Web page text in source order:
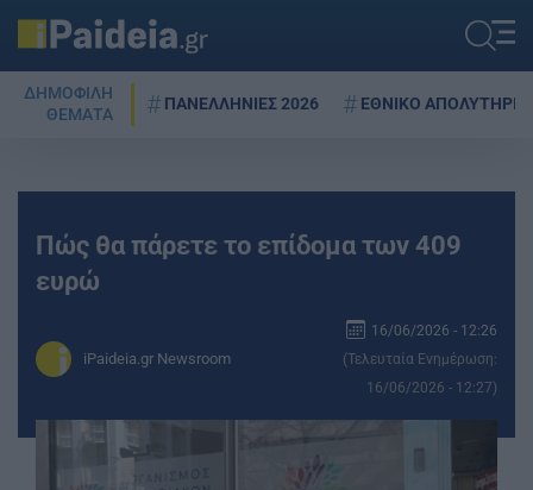
ΔΗΜΟΦΙΛΗ
ΘΕΜΑΤΑ
ΠΑΝΕΛΛΗΝΙΕΣ 2026 ΕΘΝΙΚΟ ΑΠΟΛΥΤΗΡΙΟ
Πώς θα πάρετε το επίδομα των 409
ευρώ
iPaideia.gr Newsroom
16/06/2026 - 12:26
(Τελευταία Ενημέρωση:
16/06/2026 - 12:27)